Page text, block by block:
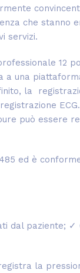
che stanno
servizi.
12
a una
la
può essere
ed è
dal paziente; ✓
la